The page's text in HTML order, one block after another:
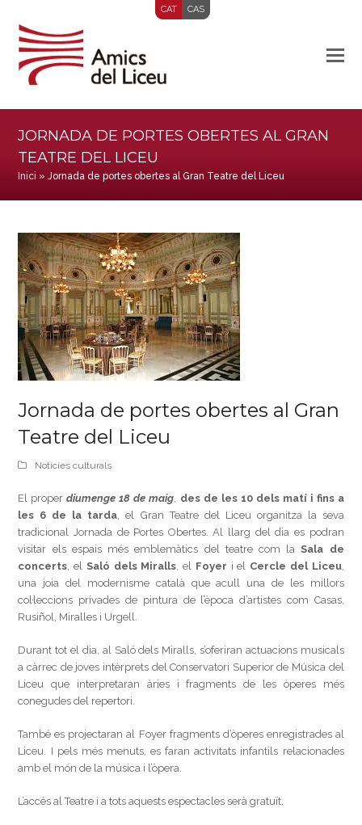
CAT CAS
JORNADA DE PORTES OBERTES AL GRAN
TEATRE DEL LICEU
Inici »Jornada de portes obertes al Gran Teatre del Liceu
Jornada de portes obertes al Gran
Teatre del Liceu
Notícies culturals
El properdiumenge 18 de maig, des de les 10 dels matí i fins a
les 6 de la tarda, el Gran Teatre del Liceu organitza la seva
tradicional Jornada de Portes Obertes. Al llarg del dia es podran
visitar els espais més emblemàtics del teatre com laSala de
concerts, el Saló dels Miralls, el Foyer i el Cercle del Liceu,
una joia del modernisme català que acull una de les millors
col·leccions privades de pintura de l’època d’artistes com Casas,
Rusiñol, Miralles i Urgell.
Durant tot el dia, al Saló dels Miralls, s’oferiran actuacions musicals
a càrrec de joves intèrprets del Conservatori Superior de Música del
Liceu que interpretaran àries i fragments de les òperes més
conegudes del repertori.
També es projectaran al Foyer fragments d’òperes enregistrades al
Liceu. I pels més menuts, es faran activitats infantils relacionades
amb el món de la música i l’òpera.
L’accés al Teatre i a tots aquests espectacles serà gratuït.